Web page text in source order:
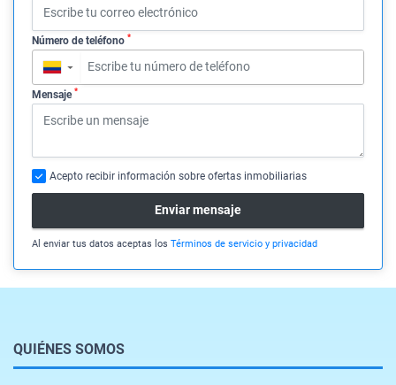
Número de teléfono *
▼
Mensaje *
Acepto recibir información sobre ofertas inmobiliarias
Enviar mensaje
Al enviar tus datos aceptas los Términos de servicio y privacidad
QUIÉNES SOMOS